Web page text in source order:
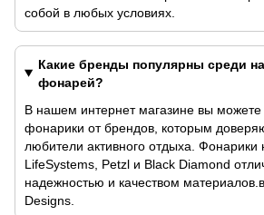
собой в любых условиях.
Какие бренды популярны среди
фонарей?
В нашем интернет магазине вы можете
фонарики от брендов, которым
любители активного отдыха. Фонарики
LifeSystems, Petzl и Black Diamond
надежностью и качеством
Designs.